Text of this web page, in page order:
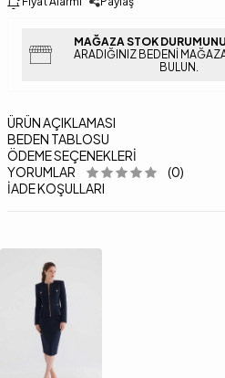
MAĞAZA STOK
ARADIĞINIZ BEDENI
BULUN.
ÜRÜN AÇIKLAMASI
BEDEN TABLOSU
ÖDEME SEÇENEKLERI
YORUMLAR
(0)
İADE KOŞULLARI